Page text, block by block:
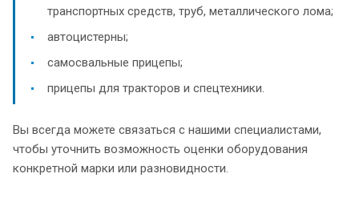
транспортных средств, труб, металлического лома;
автоцистерны;
самосвальные прицепы;
прицепы для тракторов и спецтехники.
Вы всегда можете связаться с нашими специалистами,
чтобы уточнить возможность оценки оборудования
конкретной марки или разновидности.